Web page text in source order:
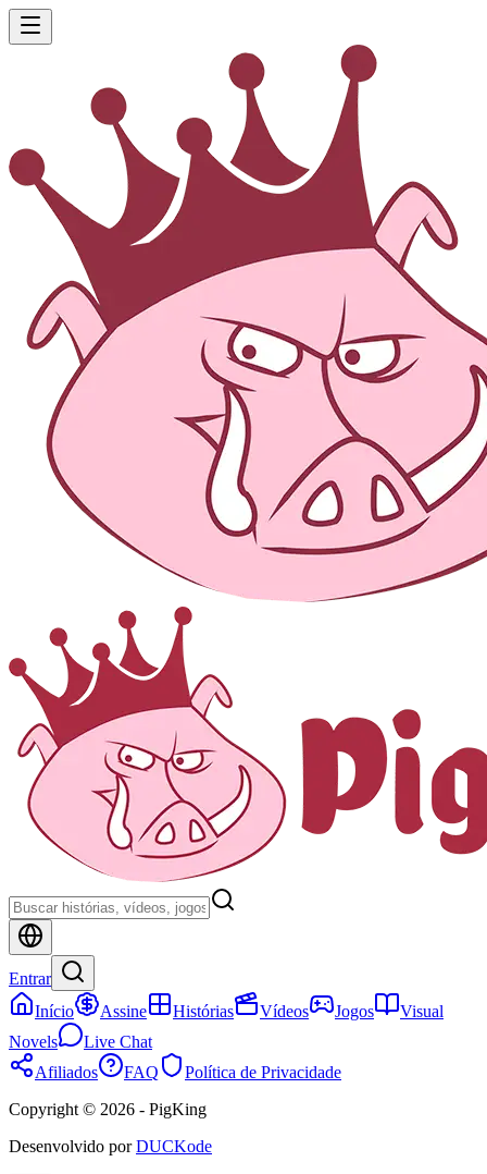
Entrar
Início
Assine Histórias Vídeos Jogos
Visual
Novels
Live Chat
Afiliados
FAQ
Política de Privacidade
Copyright © 2026 - PigKing
Desenvolvido por DUCKode